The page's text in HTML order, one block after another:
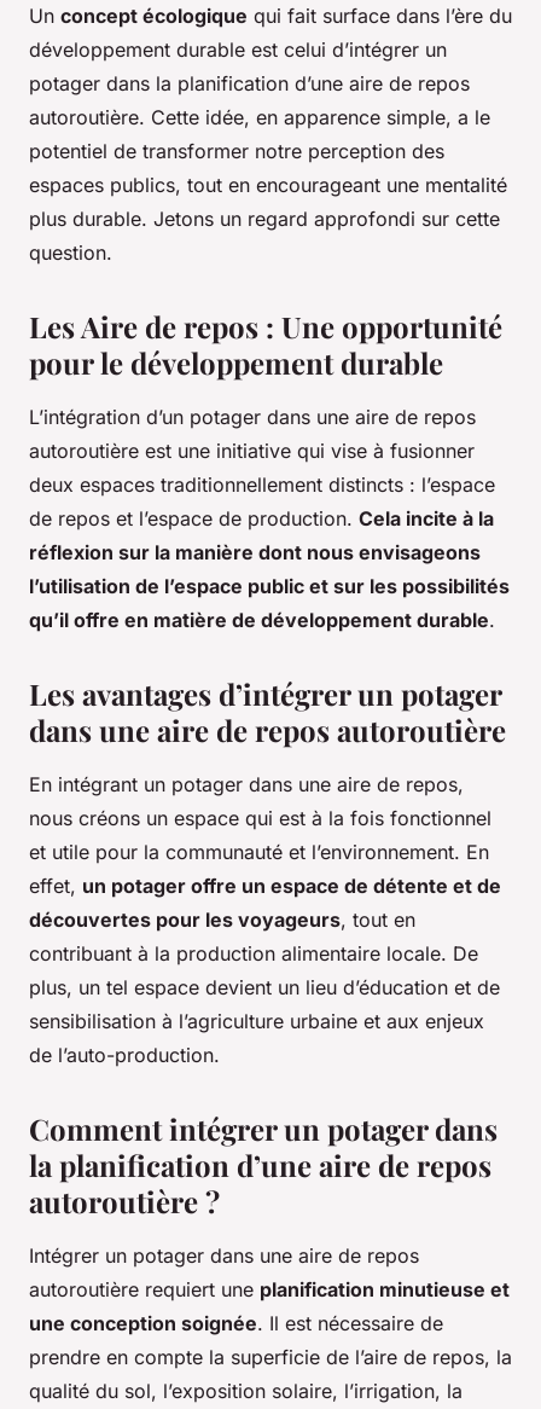
Un concept écologique qui fait surface dans l’ère du
développement durable est celui d’intégrer un
potager dans la planification d’une aire de repos
autoroutière. Cette idée, en apparence simple, a le
potentiel de transformer notre perception des
espaces publics, tout en encourageant une mentalité
plus durable. Jetons un regard approfondi sur cette
question.
Les Aire de repos : Une opportunité
pour le développement durable
L’intégration d’un potager dans une aire de repos
autoroutière est une initiative qui vise à fusionner
deux espaces traditionnellement distincts : l’espace
de repos et l’espace de production. Cela incite à la
réflexion sur la manière dont nous envisageons
l’utilisation de l’espace public et sur les possibilités
qu’il offre en matière de développement durable.
Les avantages d’intégrer un potager
dans une aire de repos autoroutière
En intégrant un potager dans une aire de repos,
nous créons un espace qui est à la fois fonctionnel
et utile pour la communauté et l’environnement. En
effet, un potager offre un espace de détente et de
découvertes pour les voyageurs, tout en
contribuant à la production alimentaire locale. De
plus, un tel espace devient un lieu d’éducation et de
sensibilisation à l’agriculture urbaine et aux enjeux
de l’auto-production.
Comment intégrer un potager dans
la planification d’une aire de repos
autoroutière ?
Intégrer un potager dans une aire de repos
autoroutière requiert une planification minutieuse et
une conception soignée. Il est nécessaire de
prendre en compte la superficie de l’aire de repos, la
qualité du sol, l’exposition solaire, l’irrigation, la